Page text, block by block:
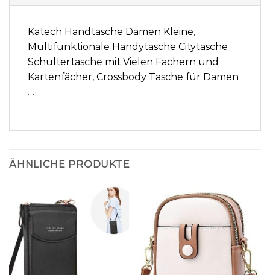
Katech Handtasche Damen Kleine,
Multifunktionale Handytasche Citytasche
Schultertasche mit Vielen Fächern und
Kartenfächer, Crossbody Tasche für Damen
…
ÄHNLICHE PRODUKTE